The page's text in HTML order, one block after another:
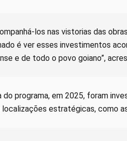
los nas vistorias das
é ver esses investimentos
e de todo o povo goiano”,
do programa, em 2025, foram
localizações estratégicas, como